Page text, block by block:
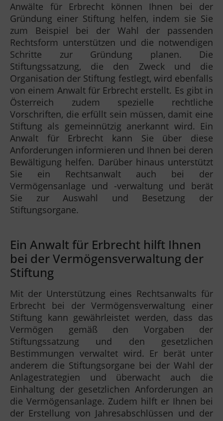
Anwälte für Erbrecht können Ihnen bei der
Gründung einer Stiftung helfen, indem sie Sie
zum Beispiel bei der Wahl der passenden
Rechtsform unterstützen und die notwendigen
Schritte zur Gründung planen. Die
Stiftungssatzung, die den Zweck und die
Organisation der Stiftung festlegt, wird ebenfalls
von einem Anwalt für Erbrecht erstellt. Es gibt in
Österreich zudem spezielle rechtliche
Vorschriften, die erfüllt sein müssen, damit eine
Stiftung als gemeinnützig anerkannt wird. Ein
Anwalt für Erbrecht kann Sie über diese
Anforderungen informieren und Ihnen bei deren
Bewältigung helfen. Darüber hinaus unterstützt
Sie ein Rechtsanwalt auch bei der
Vermögensanlage und -verwaltung und berät
Sie zur Auswahl und Besetzung der
Stiftungsorgane.
Ein Anwalt für Erbrecht hilft Ihnen
bei der Vermögensverwaltung der
Stiftung
Mit der Unterstützung eines Rechtsanwalts für
Erbrecht bei der Vermögensverwaltung einer
Stiftung kann gewährleistet werden, dass das
Vermögen gemäß den Vorgaben der
Stiftungssatzung und den gesetzlichen
Bestimmungen verwaltet wird. Er berät unter
anderem die Stiftungsorgane bei der Wahl der
Anlagestrategien und überwacht auch die
Einhaltung der gesetzlichen Anforderungen an
die Vermögensanlage. Zudem hilft er Ihnen bei
der Erstellung von Jahresabschlüssen und der